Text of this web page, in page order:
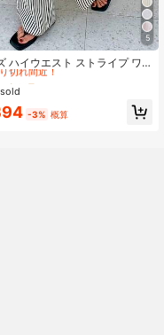
5
ハイウエスト ストライプ ワ
ッグパンツ、ドローストリン
スト、多用途 (ストライプパ
ル
トセラー
に カジュアル カジュアルパンツ
切れ間近！
トセラー
切れ間近！
トセラー
切れ間近！
トセラー
切れ間近！
-3% 概算